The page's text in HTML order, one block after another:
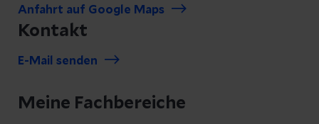
Anfahrt auf Google Maps
Kontakt
E-Mail senden
Meine Fachbereiche